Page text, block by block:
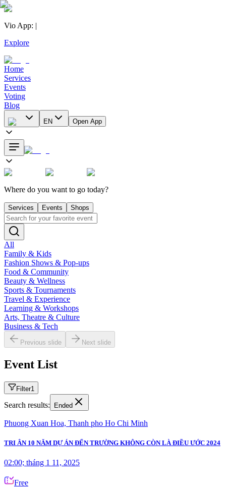
Vio App: |
Explore
Home
Services
Events
Voting
Blog
EN Open App
Where do you want to go today?
Services Events Shops
All
Family & Kids
Fashion Shows & Pop-ups
Food & Community
Beauty & Wellness
Sports & Tournaments
Travel & Experience
Learning & Workshops
Arts, Theatre & Culture
Business & Tech
Previous slide Next slide
Event List
Filter1
Search results: Ended
Phuong Xuan Hoa, Thanh pho Ho Chi Minh
TRI ÂN 10 NĂM DỰ ÁN ĐẾN TRƯỜNG KHÔNG CÒN LÀ ĐIỀU ƯỚC 2024
02:00; tháng 1 11, 2025
Free